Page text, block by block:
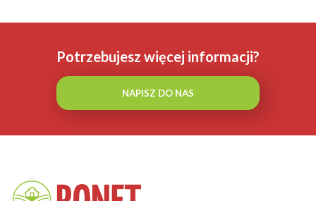
Potrzebujesz więcej informacji?
NAPISZ DO NAS